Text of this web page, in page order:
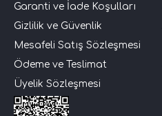
Setleri)
Arac Baslari)
Garanti ve İade Koşulları
Gizlilik ve Güvenlik
Mesafeli Satış Sözleşmesi
Ödeme ve Teslimat
Üyelik Sözleşmesi